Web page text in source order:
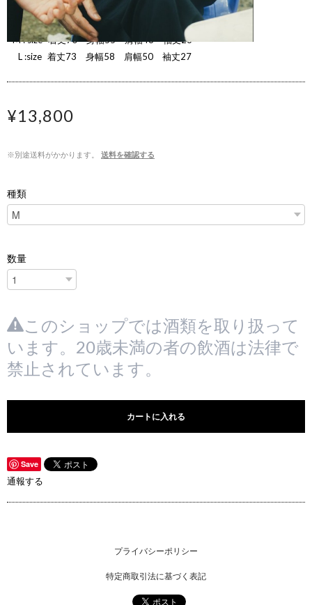
（ポリエステル 100％ ポプリン）
M : size 着丈70 身幅55 肩幅48 袖丈26
L :size 着丈73 身幅58 肩幅50 袖丈27
¥13,800
※別途送料がかかります。 送料を確認する
種類
数量
このショップでは酒類を取り扱って
います。20歳未満の者の飲酒は法律で
禁止されています。
カートに入れる
Save
通報する
プライバシーポリシー
特定商取引法に基づく表記